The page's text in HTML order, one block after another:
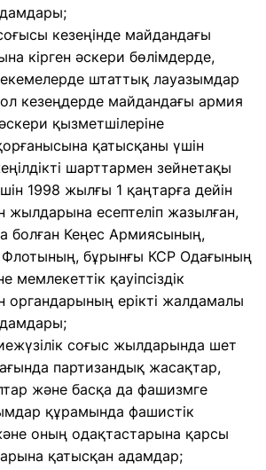
кезеңінде майдандағы
кiрген әскери бөлiмдерде,
штаттық лауазымдар
кезеңдерде майдандағы армия
қызметшілеріне
қатысқаны үшін
шарттармен зейнетақы
1998 жылғы 1 қаңтарға дейiн
жылдарына есептеліп жазылған,
болған Кеңес Армиясының,
Флотының, бұрынғы КСР Одағының
мемлекеттiк қауiпсiздiк
органдарының еріктi жалдамалы
соғыс жылдарында шет
партизандық жасақтар,
және басқа да фашизмге
құрамында фашистiк
оның одақтастарына қарсы
қатысқан адамдар;